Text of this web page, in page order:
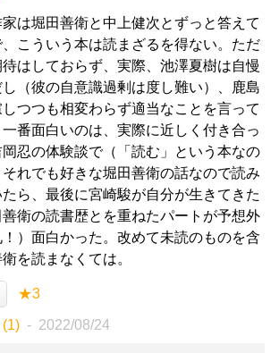
は堀田善衛と中上健次とずっと答えて
、こういう本は読まざるを得ない。ただ
はしておらず、実際、池澤夏樹は自慢
（彼の自意識過剰は度し難い）、鹿島
つつも相変わらず適当なことを言って
番面白いのは、実際に近しく付き合っ
忍の体験談で（「読む」という本なの
れでも好きな堀田善衛の話なので読み
ら、最後に宮崎駿が自分が生きてきた
衛の読書歴とを重ねたパートが予想外
）面白かった。改めて未読のものを含
を読まなくては。
★3
(1) 2022/08/24